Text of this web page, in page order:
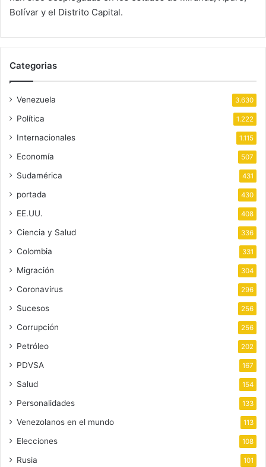
Bolívar y el Distrito Capital.
Categorias
Venezuela 3.630
Política 1.222
Internacionales 1.115
Economía 507
Sudamérica 431
portada 430
EE.UU. 408
Ciencia y Salud 336
Colombia 331
Migración 304
Coronavirus 296
Sucesos 256
Corrupción 256
Petróleo 202
PDVSA 167
Salud 154
Personalidades 133
Venezolanos en el mundo 113
Elecciones 108
Rusia 101